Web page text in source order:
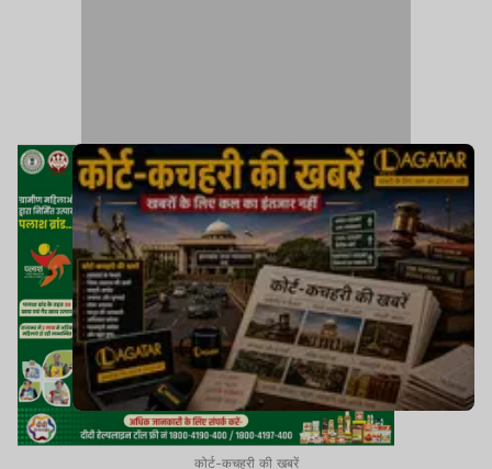
कोर्ट-कचहरी की खबरें